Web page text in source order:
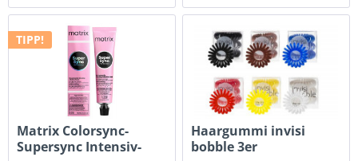
TIPP!
Matrix Colorsync-
Supersync Intensiv-
Haargummi invisi
bobble 3er